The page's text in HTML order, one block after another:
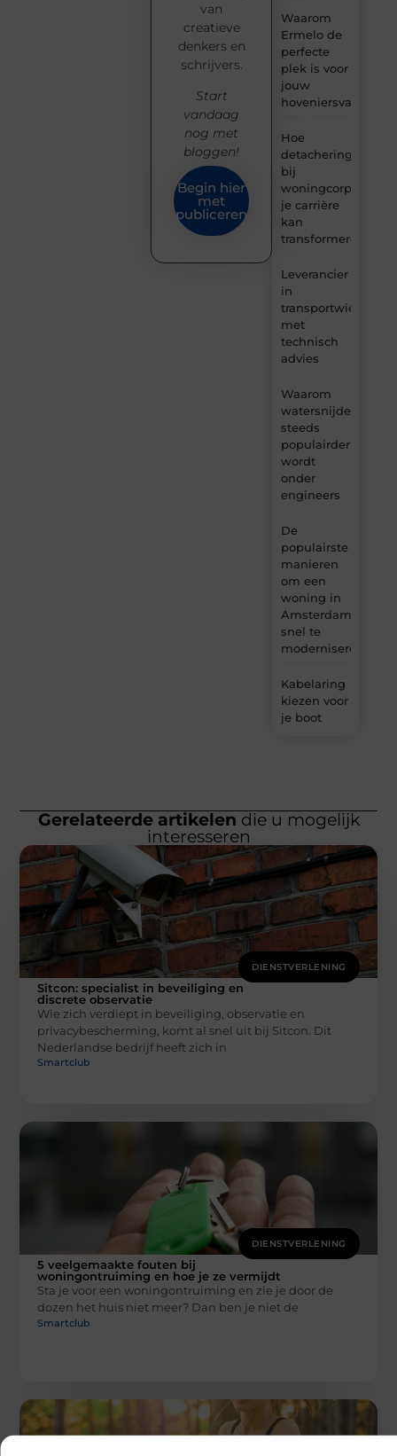
Waarom
Ermelo de
perfecte
plek is voor
jouw
Hoe
detachering
bij
woningcorporaties
je carrière
kan
transformeren
Leverancier
in
transportwielen
met
technisch
advies
Waarom
watersnijden
steeds
populairder
wordt
onder
engineers
De
populairste
manieren
om een
woning in
Amsterdam
snel te
moderniseren
Kabelaring
kiezen voor
je boot
van
creatieve
denkers en
schrijvers.
Start
vandaag
nog met
bloggen!
Begin hier
met
publiceren
Gerelateerde artikelen die u mogelijk
interesseren
DIENSTVERLENING
Sitcon: specialist in beveiliging en
discrete observatie
Wie zich verdiept in beveiliging, observatie en
privacybescherming, komt al snel uit bij Sitcon. Dit
Nederlandse bedrijf heeft zich in
Smartclub
DIENSTVERLENING
5 veelgemaakte fouten bij
woningontruiming en hoe je ze vermijdt
Sta je voor een woningontruiming en zie je door de
dozen het huis niet meer? Dan ben je niet de
Smartclub